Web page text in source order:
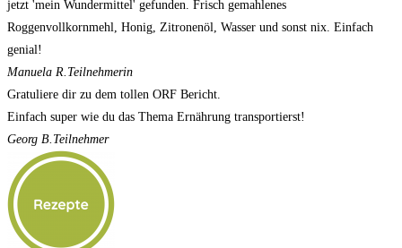
jetzt 'mein Wundermittel' gefunden. Frisch gemahlenes
Roggenvollkornmehl, Honig, Zitronenöl, Wasser und sonst nix. Einfach
genial!
Manuela R. Teilnehmerin
Gratuliere dir zu dem tollen ORF Bericht.
Einfach super wie du das Thema Ernährung transportierst!
Georg B. Teilnehmer